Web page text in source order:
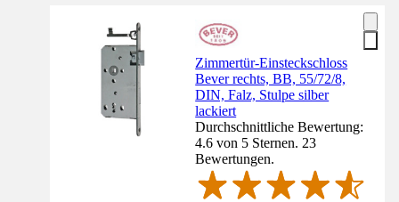
Zimmertür-Einsteckschloss
Bever rechts, BB, 55/72/8,
DIN, Falz, Stulpe silber
lackiert
Durchschnittliche Bewertung:
4.6 von 5 Sternen. 23
Bewertungen.